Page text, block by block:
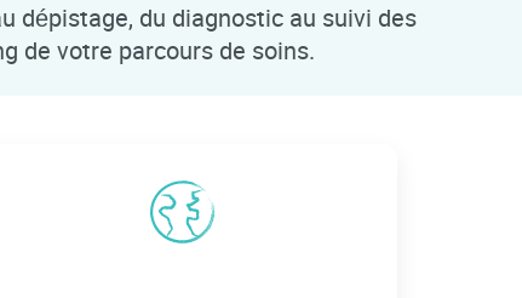
dépistage, du diagnostic au suivi des
de votre parcours de soins.